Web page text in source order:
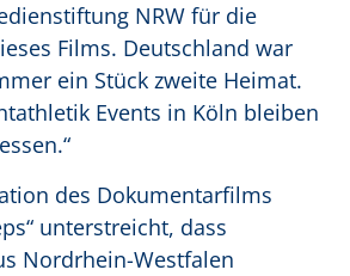
NRW für die
Films. Deutschland war
ein Stück zweite Heimat.
Events in Köln bleiben
des Dokumentarfilms
unterstreicht, dass
Nordrhein-Westfalen